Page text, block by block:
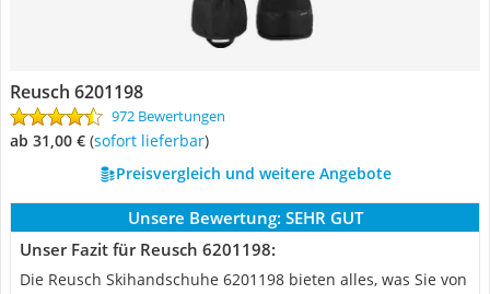
Reusch 6201198
972 Bewertungen
ab 31,00 € ( Sofort lieferbar)
Preisvergleich und weitere Angebote
Unsere Bewertung: SEHR GUT
Unser Fazit für Reusch 6201198:
Die Reusch Skihandschuhe 6201198 bieten alles, was Sie von